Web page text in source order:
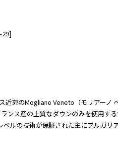
29]
近郊のMogliano Veneto（モリアー
ンス産の上質なダウンのみを使用す
ルの技術が保証された主にブルガリ